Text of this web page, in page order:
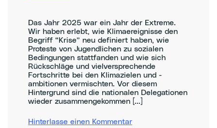
Das Jahr 2025 war ein Jahr der Extreme.
Wir haben erlebt, wie Klimaereignisse den
Begriff “Krise” neu definiert haben, wie
Proteste von Jugendlichen zu sozialen
Bedingungen stattfanden und wie sich
Rückschläge und vielversprechende
Fortschritte bei den Klimazielen und -
ambitionen vermischten. Vor diesem
Hintergrund sind die nationalen Delegationen
wieder zusammengekommen [...]
Hinterlasse einen Kommentarzu